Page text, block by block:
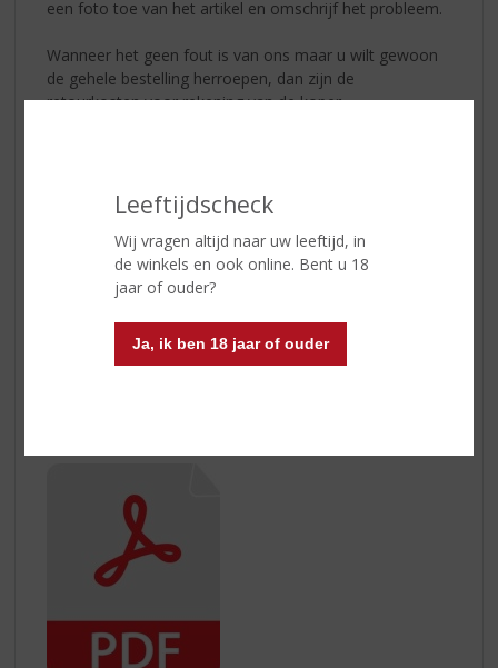
Leeftijdscheck
Wij vragen altijd naar uw leeftijd, in
de winkels en ook online. Bent u 18
jaar of ouder?
Ja, ik ben 18 jaar of ouder
een foto toe van het artikel en omschrijf het probleem.
Wanneer het geen fout is van ons maar u wilt gewoon
de gehele bestelling herroepen, dan zijn de
retourkosten voor rekening van de koper.
daarom op het postagentschap altijd om de trace-code
of het zogenaamde 3S-nummer en bewaar deze goed!
Voor het crediteren van artikelen streven wij ernaar om
binnen 5 werkdagen, na goede ontvangst, het
Toch nog vragen over het retourneren van uw